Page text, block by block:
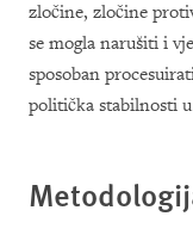
zločine, zločine
se mogla narušiti i
sposoban
politička stabilnosti
Me